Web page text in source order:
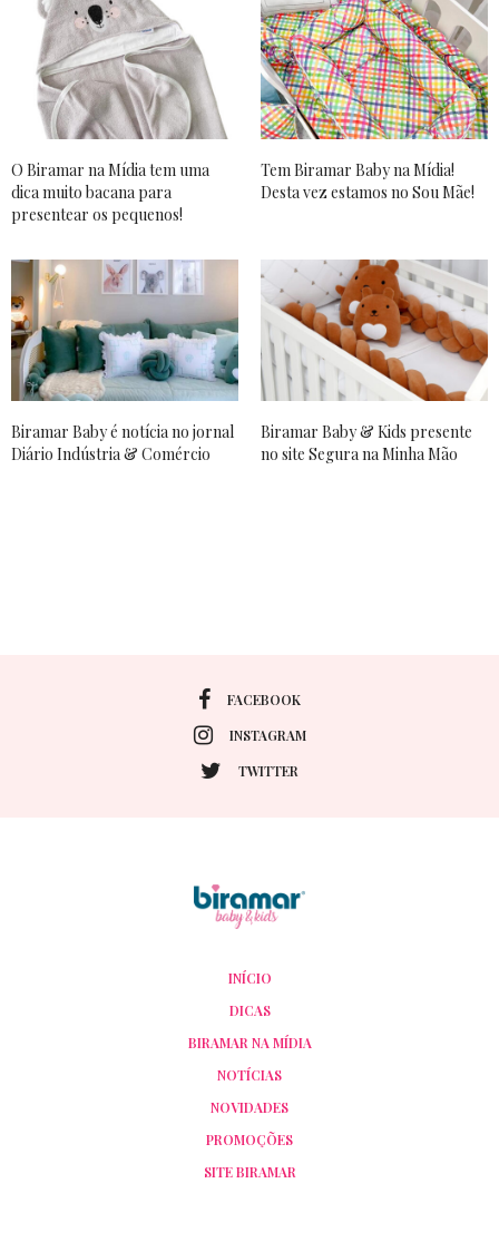
O Biramar na Mídia tem uma
dica muito bacana para
presentear os pequenos!
Tem Biramar Baby na Mídia!
Desta vez estamos no Sou Mãe!
Biramar Baby é notícia no jornal
Diário Indústria & Comércio
Biramar Baby & Kids presente
no site Segura na Minha Mão
FACEBOOK
INSTAGRAM
TWITTER
INÍCIO
DICAS
BIRAMAR NA MÍDIA
NOTÍCIAS
NOVIDADES
PROMOÇÕES
SITE BIRAMAR